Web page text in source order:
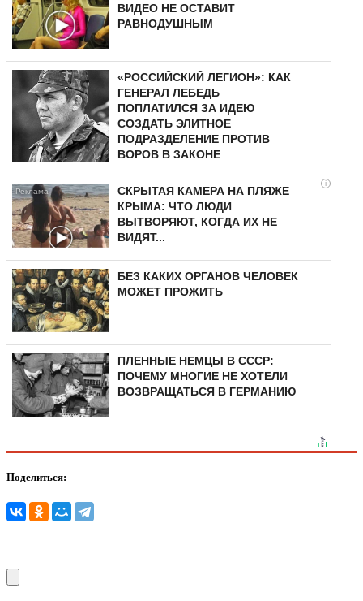
ВИДЕО НЕ ОСТАВИТ
РАВНОДУШНЫМ
«РОССИЙСКИЙ ЛЕГИОН»: КАК
ГЕНЕРАЛ ЛЕБЕДЬ
ПОПЛАТИЛСЯ ЗА ИДЕЮ
СОЗДАТЬ ЭЛИТНОЕ
ПОДРАЗДЕЛЕНИЕ ПРОТИВ
ВОРОВ В ЗАКОНЕ
i
СКРЫТАЯ КАМЕРА НА ПЛЯЖЕ
КРЫМА: ЧТО ЛЮДИ
ВЫТВОРЯЮТ, КОГДА ИХ НЕ
ВИДЯТ...
БЕЗ КАКИХ ОРГАНОВ ЧЕЛОВЕК
МОЖЕТ ПРОЖИТЬ
ПЛЕННЫЕ НЕМЦЫ В СССР:
ПОЧЕМУ МНОГИЕ НЕ ХОТЕЛИ
ВОЗВРАЩАТЬСЯ В ГЕРМАНИЮ
Поделиться: